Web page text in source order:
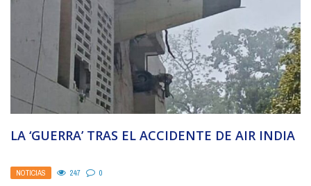
LA ‘GUERRA’ TRAS EL ACCIDENTE DE AIR INDIA
NOTICIAS 247 0